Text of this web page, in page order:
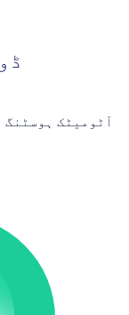
آٹومیٹک